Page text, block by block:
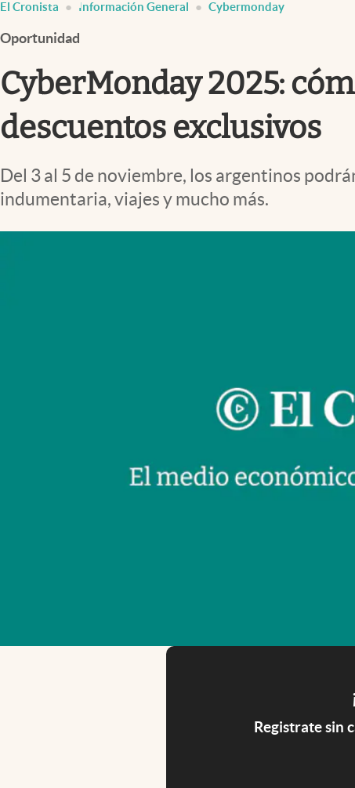
Infotechnology
Clase
Clima
Mundial 2026
Eventos Corporativos
El Cronista Información General Cybermonday
Oportunidad
CyberMonday 2025:
descuentos exclusivos
Del 3 al 5 de noviembre, los argentinos
indumentaria, viajes y mucho más.
Registrate sin